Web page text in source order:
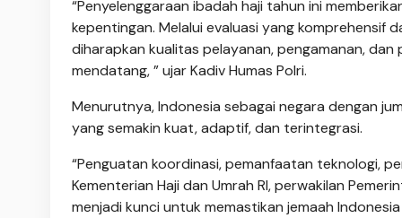
“Penyelenggaraan ibadah haji tahun ini
kepentingan. Melalui evaluasi yang komprehensif
diharapkan kualitas pelayanan, pengamanan,
mendatang, ” ujar Kadiv Humas Polri.
Menurutnya, Indonesia sebagai negara dengan
yang semakin kuat, adaptif, dan terintegrasi.
“Penguatan koordinasi, pemanfaatan teknologi,
Kementerian Haji dan Umrah RI, perwakilan
menjadi kunci untuk memastikan jemaah